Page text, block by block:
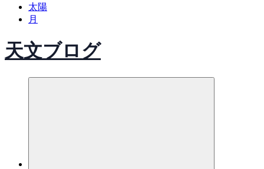
太陽
月
天文ブログ